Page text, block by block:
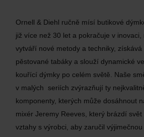
Ornell & Diehl ručně mísí butikové
již více než 30 let a pokračuje v inovaci,
vytváří nové metody a techniky,
pěstované tabáky a slouží dynamické
kouřící dýmky po celém světě. Naše
v malých seriích zvýrazňují ty
komponenty, kterých může dosáhnout
mixér Jeremy Reeves, který brázdí svět
vztahy s výrobci, aby zaručil výjimečnou